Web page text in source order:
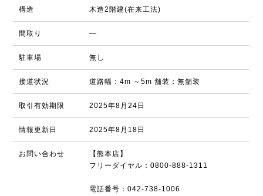
構造 木造2階建(在来工法)
間取り ―
駐車場 無し
接道状況 道路幅：4m ～5m 舗装：無舗装
取引有効期限 2025年8月24日
情報更新日 2025年8月18日
お問い合わせ
【熊本店】
フリーダイヤル：0800-888-1311
電話番号：042-738-1006